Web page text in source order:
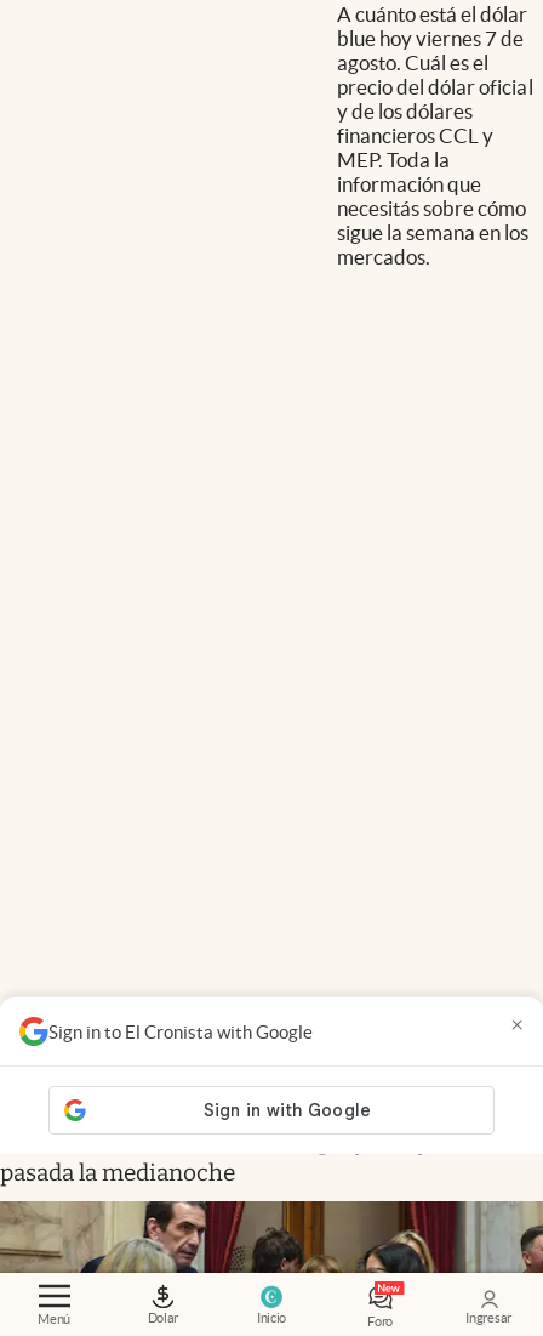
Menú Dolar Inicio Foro Ingresar
Sign in to El Cronista with Google ×
A cuánto está el dólar
blue hoy viernes 7 de
agosto. Cuál es el
precio del dólar oficial
y de los dólares
financieros CCL y
MEP. Toda la
información que
necesitás sobre cómo
sigue la semana en los
mercados.
EN VIVO
Propiedad privada: con cruces y
chicanas, el Senado discute el proyecto y se votaría
pasada la medianoche